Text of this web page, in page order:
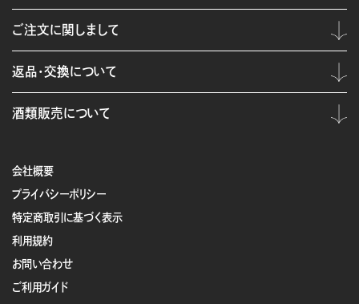
会社概要
プライバシーポリシー
特定商取引に基づく表示
利用規約
お問い合わせ
ご利用ガイド
ご注文に関しまして
返品・交換について
酒類販売について